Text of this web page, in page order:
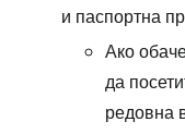
и паспортна
Ако
да
редовна